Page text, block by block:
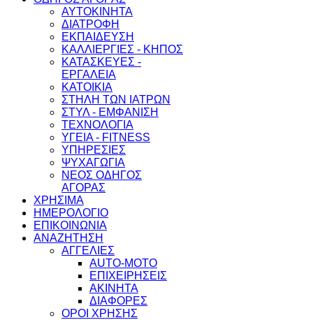
ΑΥΤΟΚΙΝΗΤΑ
ΔΙΑΤΡΟΦΗ
ΕΚΠΑΙΔΕΥΣΗ
ΚΑΛΛΙΕΡΓΙΕΣ - ΚΗΠΟΣ
ΚΑΤΑΣΚΕΥΕΣ -
ΕΡΓΑΛΕΙΑ
ΚΑΤΟΙΚΙΑ
ΣΤΗΛΗ ΤΩΝ ΙΑΤΡΩΝ
ΣΤΥΛ - ΕΜΦΑΝΙΣΗ
ΤΕΧΝΟΛΟΓΙΑ
ΥΓΕΙΑ - FITNESS
ΥΠΗΡΕΣΙΕΣ
ΨΥΧΑΓΩΓΙΑ
ΝΕΟΣ ΟΔΗΓΟΣ
ΑΓΟΡΑΣ
ΧΡΗΣΙΜΑ
ΗΜΕΡΟΛΟΓΙΟ
ΕΠΙΚΟΙΝΩΝΙΑ
ΑΝΑΖΗΤΗΣΗ
ΑΓΓΕΛΙΕΣ
AUTO-MOTO
ΕΠΙΧΕΙΡΗΣΕΙΣ
ΑΚΙΝΗΤΑ
ΔΙΑΦΟΡΕΣ
ΟΡΟΙ ΧΡΗΣΗΣ